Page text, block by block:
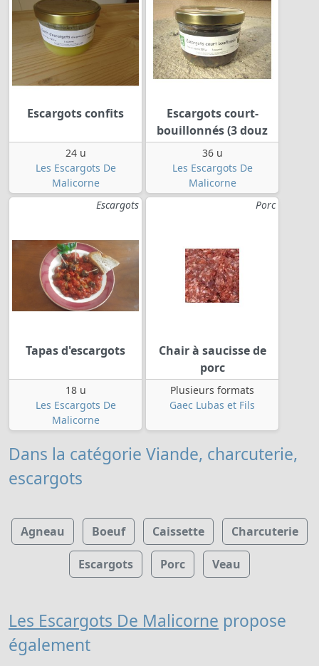
Escargots confits
24 u
Les Escargots De
Malicorne
Escargots court-
bouillonnés (3 douz
36 u
Les Escargots De
Malicorne
Escargots
Tapas d'escargots
18 u
Les Escargots De
Malicorne
Porc
Chair à saucisse de
porc
Plusieurs formats
Gaec Lubas et Fils
Dans la catégorie Viande, charcuterie,
escargots
Agneau Boeuf Caissette Charcuterie
Escargots Porc Veau
Les Escargots De Malicorne propose
également